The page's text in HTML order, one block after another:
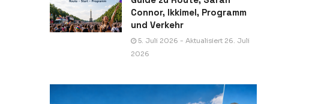
Connor, Ikkimel, Programm
und Verkehr
5. Juli 2026 - Aktualisiert 26. Juli
2026